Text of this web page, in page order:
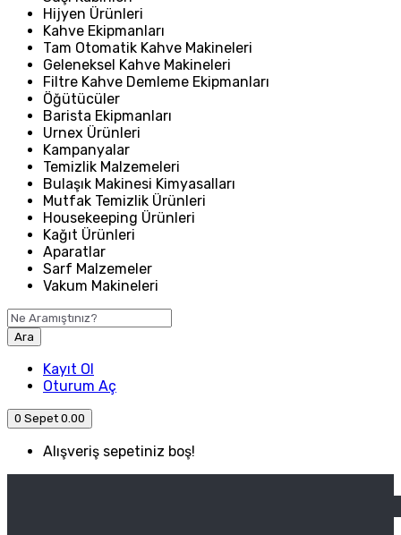
Hijyen Ürünleri
Kahve Ekipmanları
Tam Otomatik Kahve Makineleri
Geleneksel Kahve Makineleri
Filtre Kahve Demleme Ekipmanları
Öğütücüler
Barista Ekipmanları
Urnex Ürünleri
Kampanyalar
Temizlik Malzemeleri
Bulaşık Makinesi Kimyasalları
Mutfak Temizlik Ürünleri
Housekeeping Ürünleri
Kağıt Ürünleri
Aparatlar
Sarf Malzemeler
Vakum Makineleri
Ara
Kayıt Ol
Oturum Aç
0 Sepet 0.00
Alışveriş sepetiniz boş!